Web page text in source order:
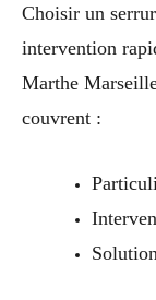
Choisir un
intervention
Marthe
couvrent :